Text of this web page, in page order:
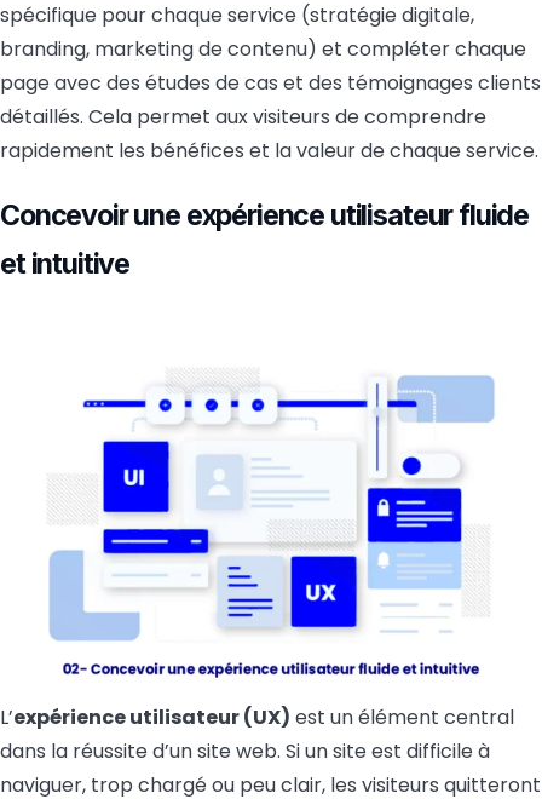
spécifique pour chaque service (stratégie digitale,
branding, marketing de contenu) et compléter chaque
page avec des études de cas et des témoignages clients
détaillés. Cela permet aux visiteurs de comprendre
rapidement les bénéfices et la valeur de chaque service.
Concevoir une expérience utilisateur fluide
et intuitive
L’expérience utilisateur (UX) est un élément central
dans la réussite d’un site web. Si un site est difficile à
naviguer, trop chargé ou peu clair, les visiteurs quitteront